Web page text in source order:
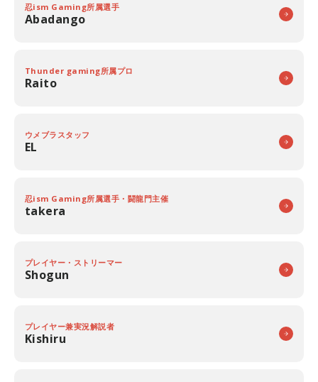
忍ism Gaming所属選手
Abadango
Thunder gaming所属プロ
Raito
ウメブラスタッフ
EL
忍ism Gaming所属選手・闘龍門主催
takera
プレイヤー・ストリーマー
Shogun
プレイヤー兼実況解説者
Kishiru